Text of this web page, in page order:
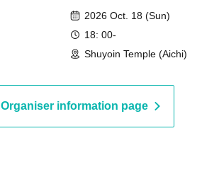
2026 Oct. 18 (Sun)
18: 00-
Shuyoin Temple (Aichi)
information page